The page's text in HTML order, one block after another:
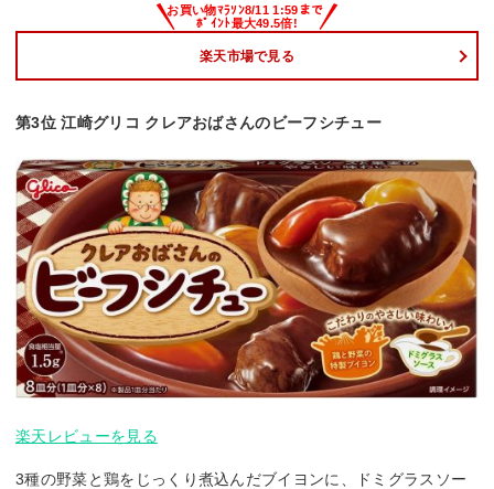
楽天市場で見る
第3位 江崎グリコ クレアおばさんのビーフシチュー
楽天レビューを見る
3種の野菜と鶏をじっくり煮込んだブイヨンに、ドミグラスソー